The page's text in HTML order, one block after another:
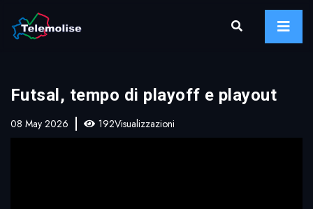
Futsal, tempo di playoff e playout
08 May 2026 192Visualizzazioni